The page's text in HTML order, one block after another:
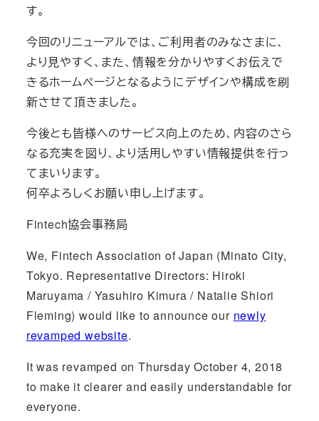
す。
今回のリニューアルでは、ご利用者のみなさまに、
より見やすく、また、情報を分かりやすくお伝えで
きるホームページとなるようにデザインや構成を刷
新させて頂きました。
今後とも皆様へのサービス向上のため、内容のさら
なる充実を図り、より活用しやすい情報提供を行っ
てまいります。
何卒よろしくお願い申し上げます。
Fintech協会事務局
We, Fintech Association of Japan (Minato City,
Tokyo. Representative Directors: Hiroki
Maruyama / Yasuhiro Kimura / Natalie Shiori
Fleming) would like to announce our newly
revamped website.
It was revamped on Thursday October 4, 2018
to make it clearer and easily understandable for
everyone.